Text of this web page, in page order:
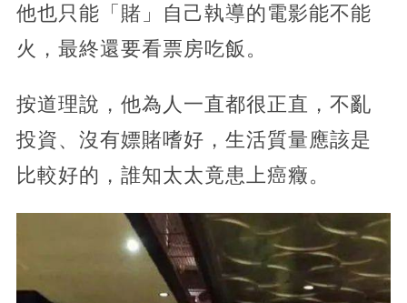
他也只能「賭」自己執導的電影能不能
火，最終還要看票房吃飯。
按道理說，他為人一直都很正直，不亂
投資、沒有嫖賭嗜好，生活質量應該是
比較好的，誰知太太竟患上癌癥。